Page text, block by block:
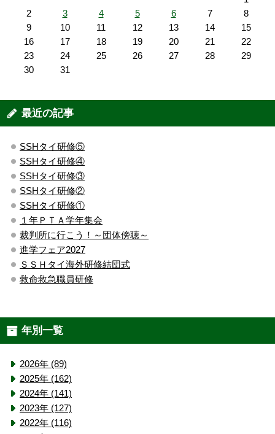
2
3 4 5 6 7
8
9
10 11 12 13 14
15
16
17 18 19 20 21
22
23
24 25 26 27 28
29
30
31
最近の記事
SSHタイ研修⑤
SSHタイ研修④
SSHタイ研修③
SSHタイ研修②
SSHタイ研修①
１年ＰＴＡ学年集会
裁判所に行こう！～団体傍聴～
進学フェア2027
ＳＳＨタイ海外研修結団式
救命救急職員研修
年別一覧
2026年 (89)
2025年 (162)
2024年 (141)
2023年 (127)
2022年 (116)